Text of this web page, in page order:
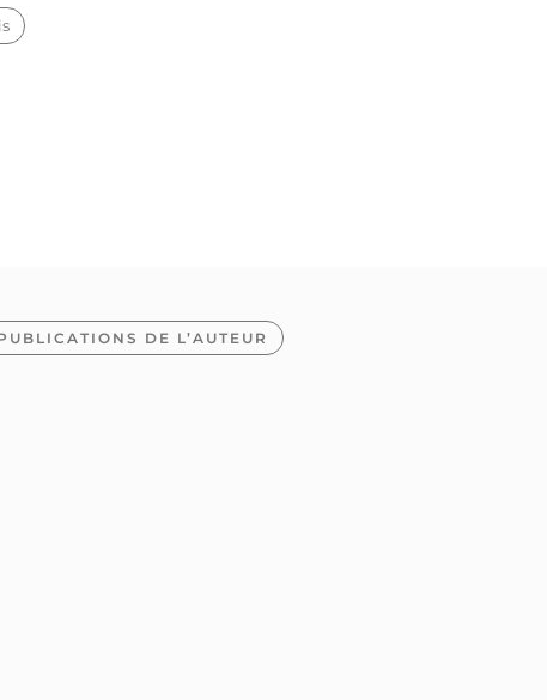
DE L’AUTEUR